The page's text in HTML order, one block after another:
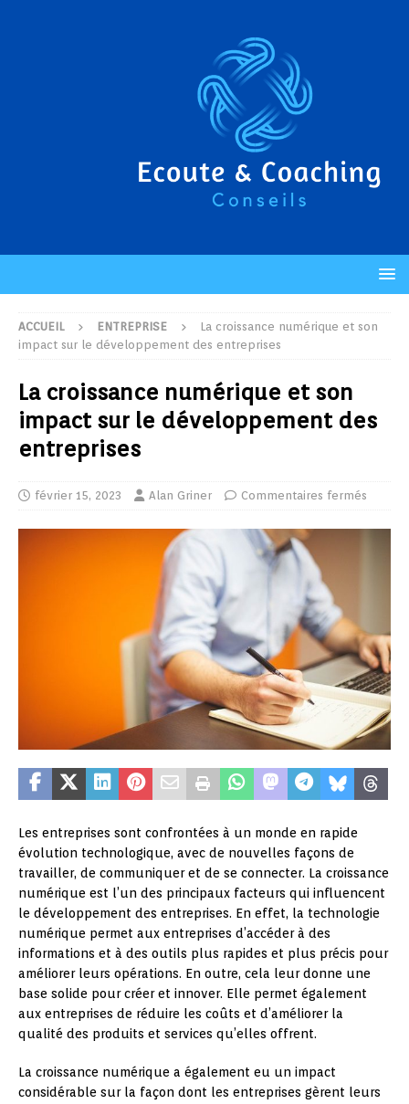
ACCUEIL ENTREPRISE
La croissance numérique et son
impact sur le développement des entreprises
La croissance numérique et son
impact sur le développement des
entreprises
février 15, 2023 Alan Griner Commentaires fermés
Les entreprises sont confrontées à un monde en rapide
évolution technologique, avec de nouvelles façons de
travailler, de communiquer et de se connecter. La croissance
numérique est l’un des principaux facteurs qui influencent
le développement des entreprises. En effet, la technologie
numérique permet aux entreprises d’accéder à des
informations et à des outils plus rapides et plus précis pour
améliorer leurs opérations. En outre, cela leur donne une
base solide pour créer et innover. Elle permet également
aux entreprises de réduire les coûts et d’améliorer la
qualité des produits et services qu’elles offrent.
La croissance numérique a également eu un impact
considérable sur la façon dont les entreprises gèrent leurs